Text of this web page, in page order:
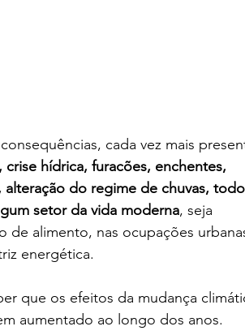
cada vez mais
crise hídrica, furacões, enchentes,
do regime de chuvas,
setor da vida moderna, seja
alimento, nas ocupações
energética.
que os efeitos da mudança
aumentado ao longo dos anos.